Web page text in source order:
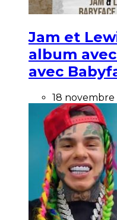
Jam et
album
avec
18 novembre